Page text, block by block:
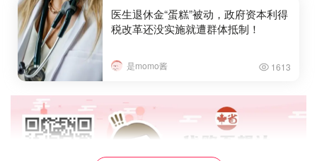
医生退休金“蛋糕”被动，政府资本利得
税改革还没实施就遭群体抵制！
是momo酱 1613